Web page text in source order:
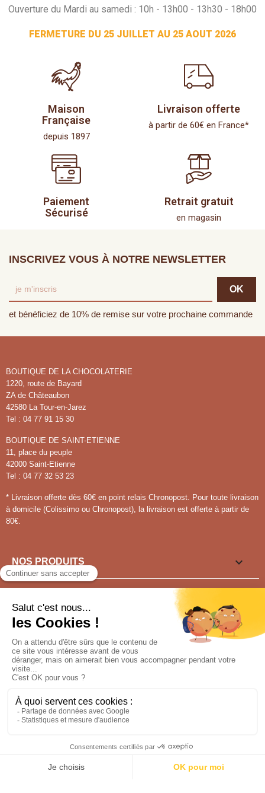
Ouverture du Mardi au samedi : 10h - 13h00 - 13h30 - 18h00
FERMETURE DU 25 JUILLET AU 25 AOUT 2026
Maison
Française
depuis 1897
Livraison offerte
à partir de 60€ en France*
Paiement
Sécurisé
Retrait gratuit
en magasin
INSCRIVEZ VOUS À NOTRE NEWSLETTER
et bénéficiez de 10% de remise sur votre prochaine commande
BOUTIQUE DE LA CHOCOLATERIE
1220, route de Bayard
ZA de Châteaubon
42580 La Tour-en-Jarez
Tel : 04 77 91 15 30
BOUTIQUE DE SAINT-ETIENNE
11, place du peuple
42000 Saint-Etienne
Tel : 04 77 32 53 23
* Livraison offerte dès 60€ en point relais Chronopost. Pour toute livraison
à domicile (Colissimo ou Chronopost), la livraison est offerte à partir de
80€.
NOS PRODUITS 

VOUS SOUHAITEZ ? 
Pour tout renseignement appeler au04 77 91 15 30
NOUS SUIVRE